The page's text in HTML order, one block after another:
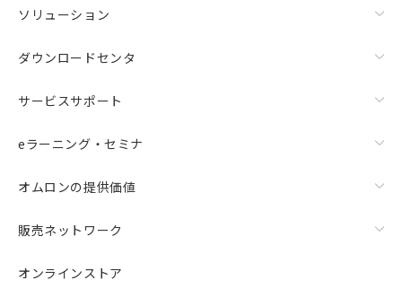
ソリューション
ダウンロードセンタ
サービスサポート
eラーニング・セミナ
オムロンの提供価値
販売ネットワーク
オンラインストア